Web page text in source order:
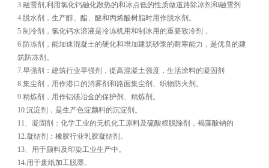
3.融雪剂,利用氯化钙融化散热的和冰点低的性质做道路除冰剂和融雪剂
4.脱水剂，生产醇、酯、醚和丙烯酸树脂时用作脱水剂。
5.制冷剂，氯化钙水溶液是冷冻机用和制冰用的重要致冷剂，
6.防冻剂，能加速混凝土的硬化和增加建筑砂浆的耐寒能力，是优良的建
筑防冻剂。
7.早强剂：建筑行业早强剂，提高混凝土强度，生活涂料的凝固剂
8.集尘剂，用作港口的消雾剂和路面集尘剂、织物防火剂。
9.精炼剂，用作铝镁冶金的保护剂、精炼剂。
10.沉淀剂，是生产色淀颜料的沉淀剂。
11、凝固剂：化学工业的无机化工原料及硫酸根脱除剂，褐藻酸钠的
12.凝结剂：橡胶行业乳胶凝结剂。
13、用于颜料及印染工业生产中。
14.用于废纸加工脱墨。